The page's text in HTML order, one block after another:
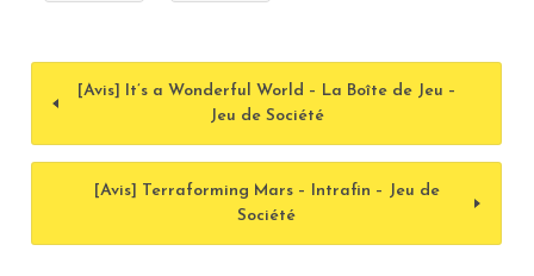
[Avis] It’s a Wonderful World – La Boîte de Jeu –
Jeu de Société
[Avis] Terraforming Mars – Intrafin – Jeu de
Société